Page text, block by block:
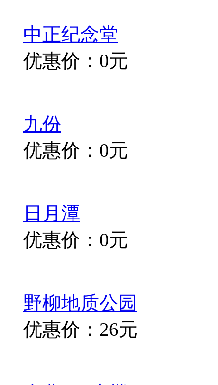
中正纪念堂
优惠价：0元
九份
优惠价：0元
日月潭
优惠价：0元
野柳地质公园
优惠价：26元